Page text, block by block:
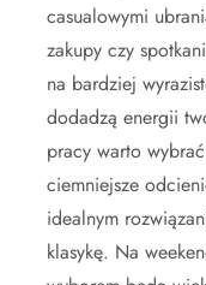
casualowymi
zakupy czy
na bardziej
dodadzą energii
pracy warto
ciemniejsze
idealnym
klasykę. Na